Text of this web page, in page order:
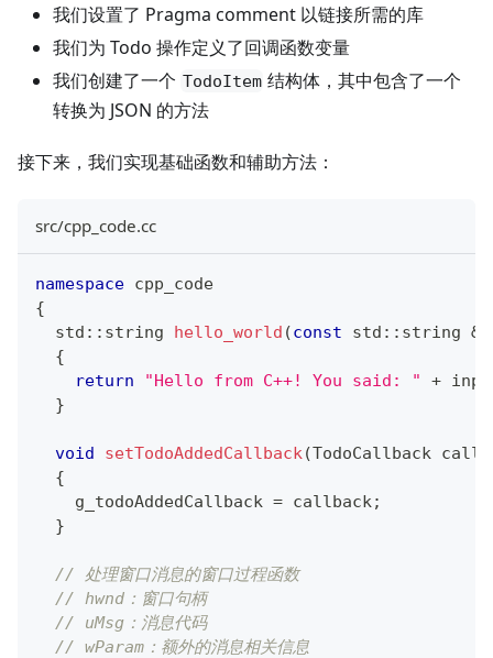
我们设置了 Pragma comment 以链接所需的库
我们为 Todo 操作定义了回调函数变量
我们创建了一个 TodoItem 结构体，其中包含了一个
转换为 JSON 的方法
接下来，我们实现基础函数和辅助方法：
src/cpp_code.cc
namespace cpp_code
{
  std
:: string hello_world (const std :: string &
{
return
"Hello from C++! You said: " +
}
void setTodoAddedCallback(TodoCallback
{
    g_todoAddedCallback
= callback;
}
// 处理窗口消息的窗口过程函数
// hwnd：窗口句柄
// uMsg：消息代码
// wParam：额外的消息相关信息